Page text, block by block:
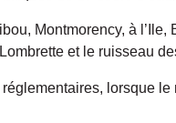
Montmorency, à
et le ruisseau
lorsque